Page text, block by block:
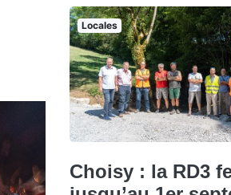
Locales
Choisy : la RD3